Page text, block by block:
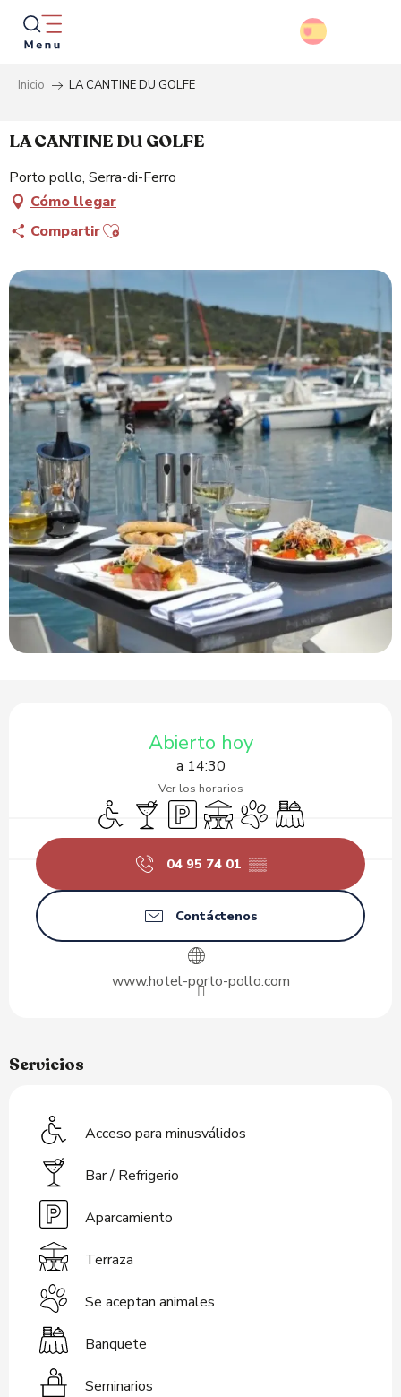
Aller
contenu
principal
Inicio LA CANTINE DU GOLFE
LA CANTINE DU GOLFE
Porto pollo, Serra-di-Ferro
Cómo llegar
CompartirAjouter aux favoris
Abierto hoy
a 14:30
Ver los horarios
Acceso para minusválidos
Bar / Refrigerio
Aparcamiento
TerrazaSe aceptan animales
Banquete
04 95 74 01 ▒▒
Contáctenos
www.hotel-porto-pollo.com
Servicios
Acceso para minusválidos
Bar / Refrigerio
Aparcamiento
Terraza
Se aceptan animales
Banquete
Seminarios